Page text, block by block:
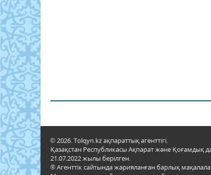
© 2026. Tolqyn.kz ақпараттық агенттігі.
Қазақстан Республикасы Ақпарат және Қоғамдық
21.07.2022 жылы берілген.
® Агенттік сайтында жарияланған барлық